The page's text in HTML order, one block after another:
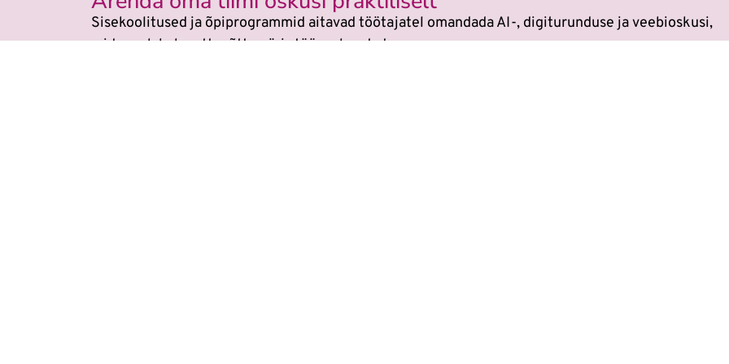
Sisekoolitused ja õpiprogrammid aitavad töötajatel omandada AI-, digiturunduse ja veebioskusi,
mida saab kohe ettevõtte päris töös rakendada.